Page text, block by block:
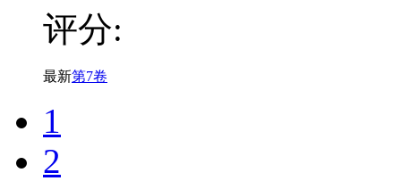
评分:
最新第7卷
1
2